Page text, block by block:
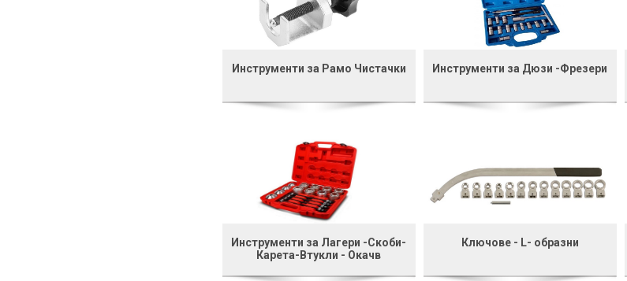
Инструменти за Рамо Чистачки Инструменти за Дюзи -Фрезери
Инструменти за Лагери -Скоби-
Карета-Втукли - Окачв
Ключове - L- образни